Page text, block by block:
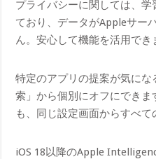
プライバシーに関しては、
ており、データがAppleサー
ん。安心して機能を活用でき
特定のアプリの提案が気に
索」から個別にオフにでき
も、同じ設定画面からすべて
iOS 18以降のApple